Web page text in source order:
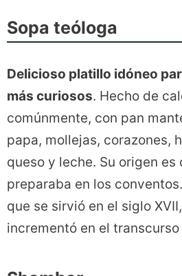
Sopa teóloga
Delicioso platillo idóneo
más curiosos. Hecho de
comúnmente, con pan
papa, mollejas, corazones,
queso y leche. Su origen es
preparaba en los
que se sirvió en el siglo
incrementó en el transcurso